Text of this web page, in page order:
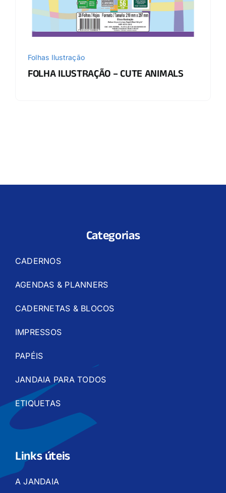
Folhas Ilustração
FOLHA ILUSTRAÇÃO – CUTE ANIMALS
Categorias
CADERNOS
AGENDAS & PLANNERS
CADERNETAS & BLOCOS
IMPRESSOS
PAPÉIS
JANDAIA PARA TODOS
ETIQUETAS
Links úteis
A JANDAIA